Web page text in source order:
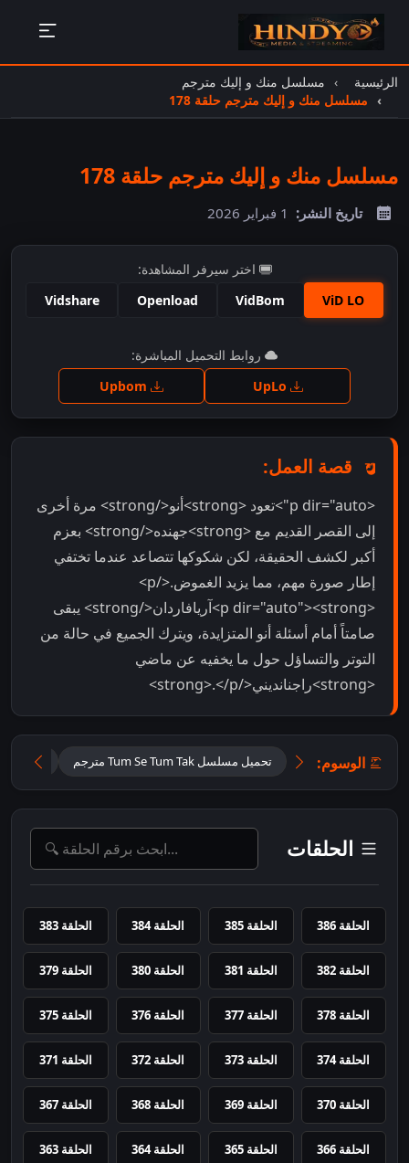
الرئيسية
مسلسل منك و إليك مترجم
مسلسل منك و إليك مترجم حلقة 178
مسلسل منك و إليك مترجم حلقة 178
تاريخ النشر: 1 فبراير 2026
اختر سيرفر المشاهدة:
ViD LO
VidBom
Openload
Vidshare
اضغط للمشاهدة
روابط التحميل المباشرة:
قصة العمل:
<p dir="auto">تعود <strong>أنو</strong> مرة أخرى
إلى القصر القديم مع <strong>جهنده</strong> بعزم
أكبر لكشف الحقيقة، لكن شكوكها تتصاعد عندما تختفي
إطار صورة مهم، مما يزيد الغموض.</p>
<p dir="auto"><strong>آريافاردان</strong> يبقى
صامتاً أمام أسئلة أنو المتزايدة، ويترك الجميع في حالة من
التوتر والتساؤل حول ما يخفيه عن ماضي
<strong>راجنانديني</strong>.</p>
الوسوم: تحميل مسلسل Tum Se Tum Tak مترجم تحميل
الحلقات
الحلقة 386 الحلقة 385 الحلقة 384 الحلقة 383
الحلقة 382 الحلقة 381 الحلقة 380 الحلقة 379
الحلقة 378 الحلقة 377 الحلقة 376 الحلقة 375
الحلقة 374 الحلقة 373 الحلقة 372 الحلقة 371
الحلقة 370 الحلقة 369 الحلقة 368 الحلقة 367
الحلقة 366 الحلقة 365 الحلقة 364 الحلقة 363